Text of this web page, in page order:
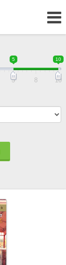
5 10
5 8 10